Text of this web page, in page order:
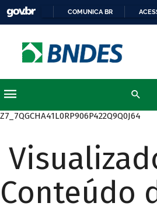
COMUNICA BR
Z7_7QGCHA41L0RP906P422Q9Q0J64
Conteúdo